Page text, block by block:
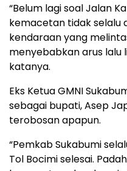
“Belum lagi soal Jalan
kemacetan tidak selalu
kendaraan yang
menyebabkan arus lalu
katanya.
Eks Ketua GMNI
sebagai bupati, Asep
terobosan apapun.
“Pemkab Sukabumi
Tol Bocimi selesai.